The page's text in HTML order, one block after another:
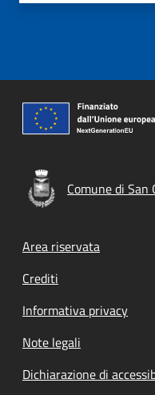
Comune di
Footer menu
Area riservata
Crediti
Informativa privacy
Note legali
Dichiarazione di